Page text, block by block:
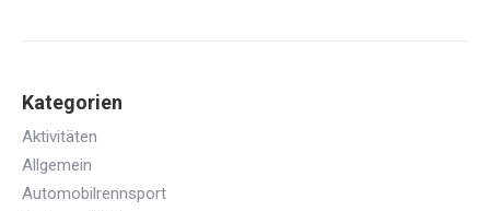
Kategorien
Aktivitäten
Allgemein
Automobilrennsport